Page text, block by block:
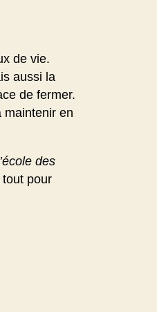
de vie.
aussi la
de fermer.
maintenir en
des
pour